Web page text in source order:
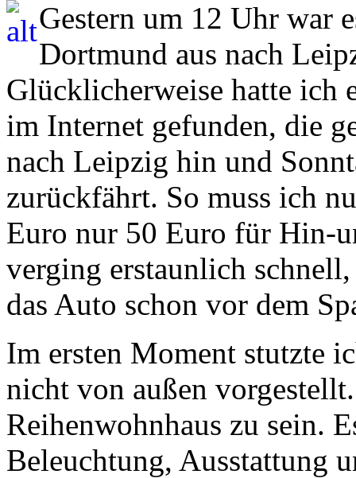
Gestern um 12 Uhr war
Dortmund aus nach
Glücklicherweise hatte ich
im Internet gefunden, die
nach Leipzig hin und
zurückfährt. So muss ich
Euro nur 50 Euro für Hin-
verging erstaunlich
das Auto schon vor dem
Im ersten Moment stutzte
nicht von außen
Reihenwohnhaus zu sein.
Beleuchtung, Ausstattung